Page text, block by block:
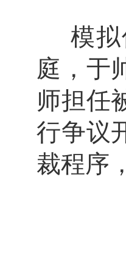
模
庭，于
师担任
行争议
裁程序